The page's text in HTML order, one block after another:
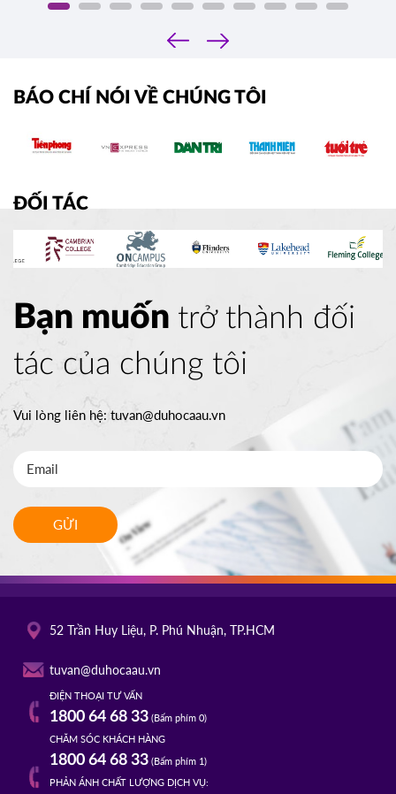
‹
›
BÁO CHÍ NÓI VỀ CHÚNG TÔI
ĐỐI TÁC
Bạn muốn trở thành đối
tác của chúng tôi
Vui lòng liên hệ:tuvan@duhocaau.vn
GỬI
52 Trần Huy Liệu, P. Phú Nhuận, TP.HCM
tuvan@duhocaau.vn
ĐIỆN THOẠI TƯ VẤN
1800 64 68 33(Bấm phím 0)
CHĂM SÓC KHÁCH HÀNG
1800 64 68 33(Bấm phím 1)
PHẢN ÁNH CHẤT LƯỢNG DỊCH VỤ: